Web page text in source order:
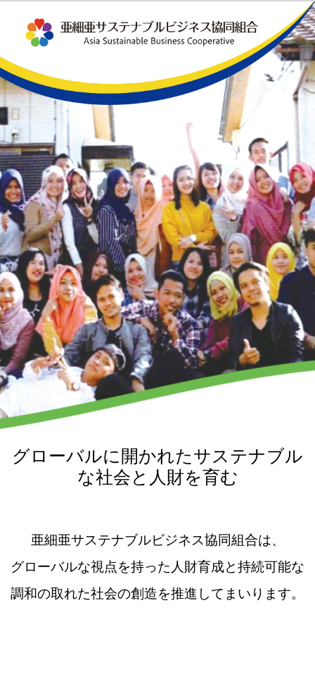
グローバルに開かれたサステナブル
な社会と人財を育む
亜細亜サステナブルビジネス協同組合は、
グローバルな視点を持った人財育成と持続可能な
調和の取れた社会の創造を推進してまいります。